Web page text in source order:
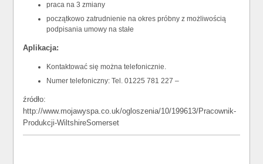
praca na 3 zmiany
początkowo zatrudnienie na okres próbny z możliwością
podpisania umowy na stałe
Aplikacja:
Kontaktować się można telefonicznie.
Numer telefoniczny: Tel. 01225 781 227 –
źródło:
http://www.mojawyspa.co.uk/ogloszenia/10/199613/Pracownik-
Produkcji-WiltshireSomerset